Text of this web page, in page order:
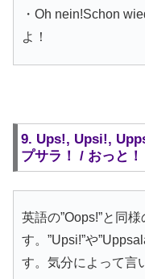
・Oh nein!Schon
よ！
9. Ups!, Upsi!,
プサラ！ / おっと！
英語の”Oops!”と同
す。”Upsi!”や
す。気分によって言